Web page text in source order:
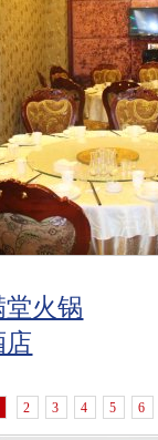
火锅
店
2 3 4 5 6